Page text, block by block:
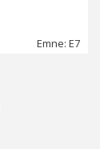
Emne: E7